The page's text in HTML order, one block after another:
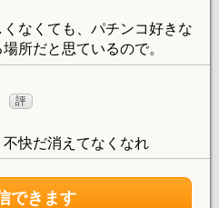
なくても、パチンコ好きな
所だと思ているので。
評
快だ消えてなくなれ
できます